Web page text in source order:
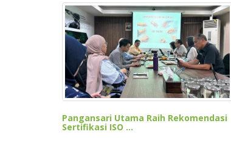
Pangansari Utama Raih Rekomendasi
Sertifikasi ISO ...